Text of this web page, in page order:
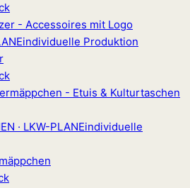
individuelle Produktion
· LKW-PLANEindividuelle